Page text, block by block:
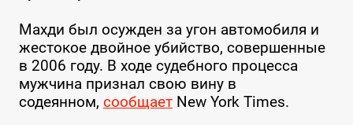
Махди был осужден за угон автомобиля и
жестокое двойное убийство, совершенные
в 2006 году. В ходе судебного процесса
мужчина признал свою вину в
содеянном, сообщаетNew York Times.